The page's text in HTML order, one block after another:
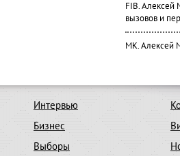
FIB. Алексей
вызовов и
МК. Алексей
Интервью
Бизнес
Выборы